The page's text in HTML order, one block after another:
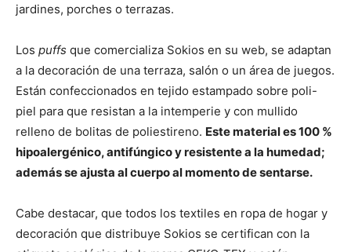
jardines, porches o terrazas.
Los puffs que comercializa Sokios en su web, se adaptan
a la decoración de una terraza, salón o un área de juegos.
Están confeccionados en tejido estampado sobre poli-
piel para que resistan a la intemperie y con mullido
relleno de bolitas de poliestireno. Este material es 100 %
hipoalergénico, antifúngico y resistente a la humedad;
además se ajusta al cuerpo al momento de sentarse.
Cabe destacar, que todos los textiles en ropa de hogar y
decoración que distribuye Sokios se certifican con la